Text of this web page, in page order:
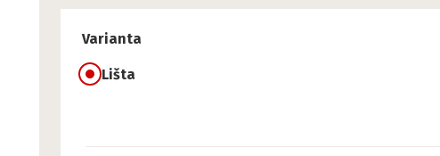
Varianta
Lišta